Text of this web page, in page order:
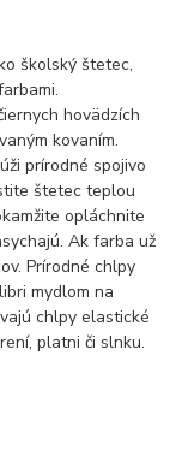
školský štetec,
hovädzích
kovaním.
prírodné spojivo
štetec teplou
opláchnite
Ak farba už
Prírodné chlpy
mydlom na
chlpy elastické
platni či slnku.